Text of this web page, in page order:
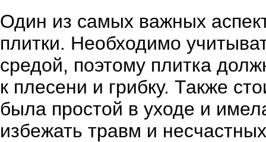
Один из самых важных
плитки. Необходимо
средой, поэтому плитка
к плесени и грибку. Также
была простой в уходе и
избежать травм и